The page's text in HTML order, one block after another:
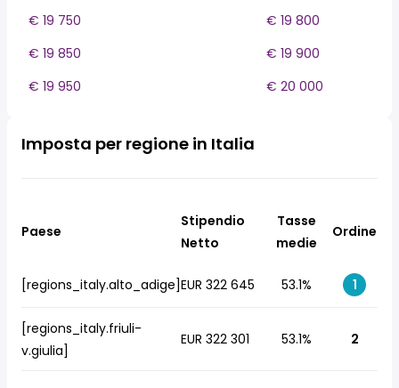
€ 19 750
€ 19 800
€ 19 850
€ 19 900
€ 19 950
€ 20 000
Imposta per regione in Italia
Paese
Stipendio
Netto
Tasse
medie
Ordine
[regions_italy.alto_adige]EUR 322 645 53.1% 1
[regions_italy.friuli-
v.giulia]
EUR 322 301 53.1% 2